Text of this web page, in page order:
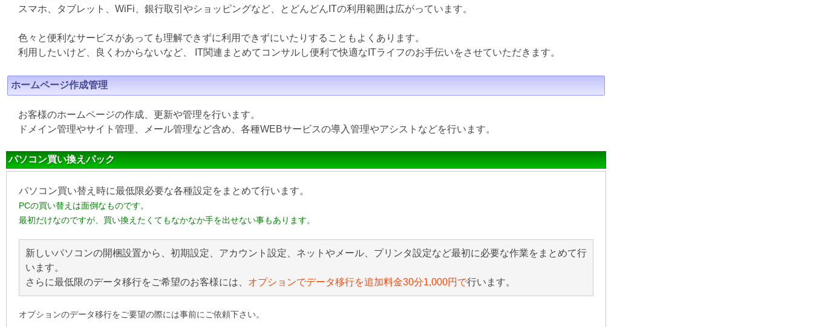
スマホ、タブレット、WiFi、銀行取引やショッピングなど、とどんどんITの利用範囲は広がっています。
色々と便利なサービスがあっても理解できずに利用できずにいたりすることもよくあります。
利用したいけど、良くわからないなど、 IT関連まとめてコンサルし便利で快適なITライフのお手伝いをさせていただきます。
ホームページ作成管理
お客様のホームページの作成、更新や管理を行います。
ドメイン管理やサイト管理、メール管理など含め、各種WEBサービスの導入管理やアシストなどを行います。
パソコン買い換えパック
パソコン買い替え時に最低限必要な各種設定をまとめて行います。
PCの買い替えは面倒なものです。
最初だけなのですが、買い換えたくてもなかなか手を出せない事もあります。
新しいパソコンの開梱設置から、初期設定、アカウント設定、ネットやメール、プリンタ設定など最初に必要な作業をまとめて行
います。
さらに最低限のデータ移行をご希望のお客様には、 オプションでデータ移行を追加料金30分1,000円で行います。
オプションのデータ移行をご要望の際には事前にご依頼下さい。